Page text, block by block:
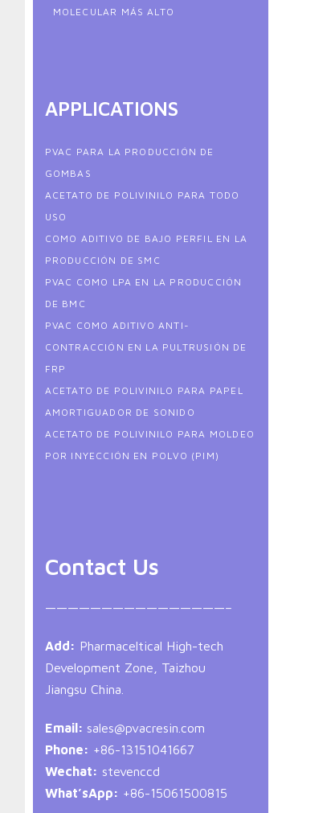
MOLECULAR MÁS ALTO
APPLICATIONS
PVAC PARA LA PRODUCCIÓN DE
GOMBAS
ACETATO DE POLIVINILO PARA TODO
USO
COMO ADITIVO DE BAJO PERFIL EN LA
PRODUCCIÓN DE SMC
PVAC COMO LPA EN LA PRODUCCIÓN
DE BMC
PVAC COMO ADITIVO ANTI-
CONTRACCIÓN EN LA PULTRUSIÓN DE
FRP
ACETATO DE POLIVINILO PARA PAPEL
AMORTIGUADOR DE SONIDO
ACETATO DE POLIVINILO PARA MOLDEO
POR INYECCIÓN EN POLVO (PIM)
Contact Us
————————————————–
Add: Pharmaceltical High-tech
Development Zone, Taizhou
Jiangsu China.
Email: sales@pvacresin.com
Phone: +86-13151041667
Wechat: stevenccd
What’sApp: +86-15061500815